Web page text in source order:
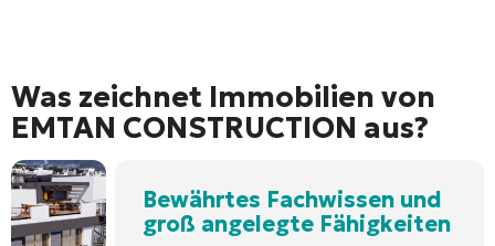
Was zeichnet Immobilien von
EMTAN CONSTRUCTION aus?
Bewährtes Fachwissen und
groß angelegte Fähigkeiten